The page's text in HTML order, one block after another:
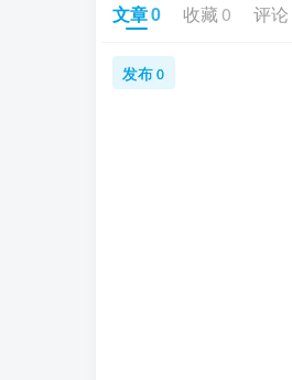
文章0 收藏 0 评论
发布0